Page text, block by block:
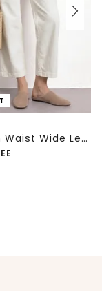
7/8 High Waist Wide Leg Jeans im Loose Fit